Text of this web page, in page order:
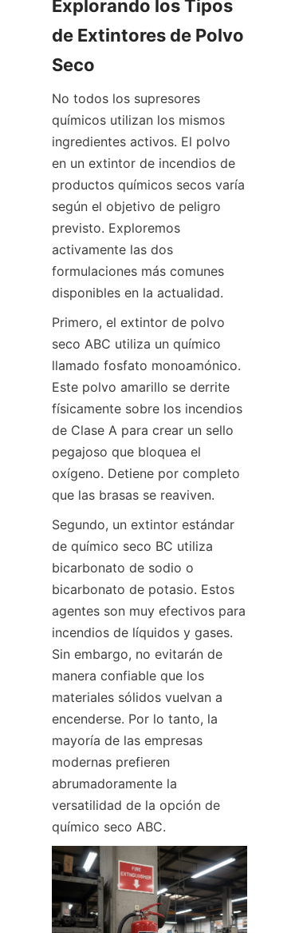
Explorando los Tipos
de Extintores de Polvo
Seco
No todos los supresores
químicos utilizan los mismos
ingredientes activos. El polvo
en un extintor de incendios de
productos químicos secos varía
según el objetivo de peligro
previsto. Exploremos
activamente las dos
formulaciones más comunes
disponibles en la actualidad.
Primero, el extintor de polvo
seco ABC utiliza un químico
llamado fosfato monoamónico.
Este polvo amarillo se derrite
físicamente sobre los incendios
de Clase A para crear un sello
pegajoso que bloquea el
oxígeno. Detiene por completo
que las brasas se reaviven.
Segundo, un extintor estándar
de químico seco BC utiliza
bicarbonato de sodio o
bicarbonato de potasio. Estos
agentes son muy efectivos para
incendios de líquidos y gases.
Sin embargo, no evitarán de
manera confiable que los
materiales sólidos vuelvan a
encenderse. Por lo tanto, la
mayoría de las empresas
modernas prefieren
abrumadoramente la
versatilidad de la opción de
químico seco ABC.